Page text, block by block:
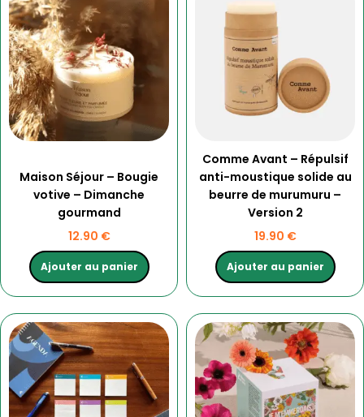
Maison Séjour – Bougie
votive – Dimanche
gourmand
12.90 €
Ajouter au panier
Comme Avant – Répulsif
anti-moustique solide au
beurre de murumuru –
Version 2
19.90 €
Ajouter au panier